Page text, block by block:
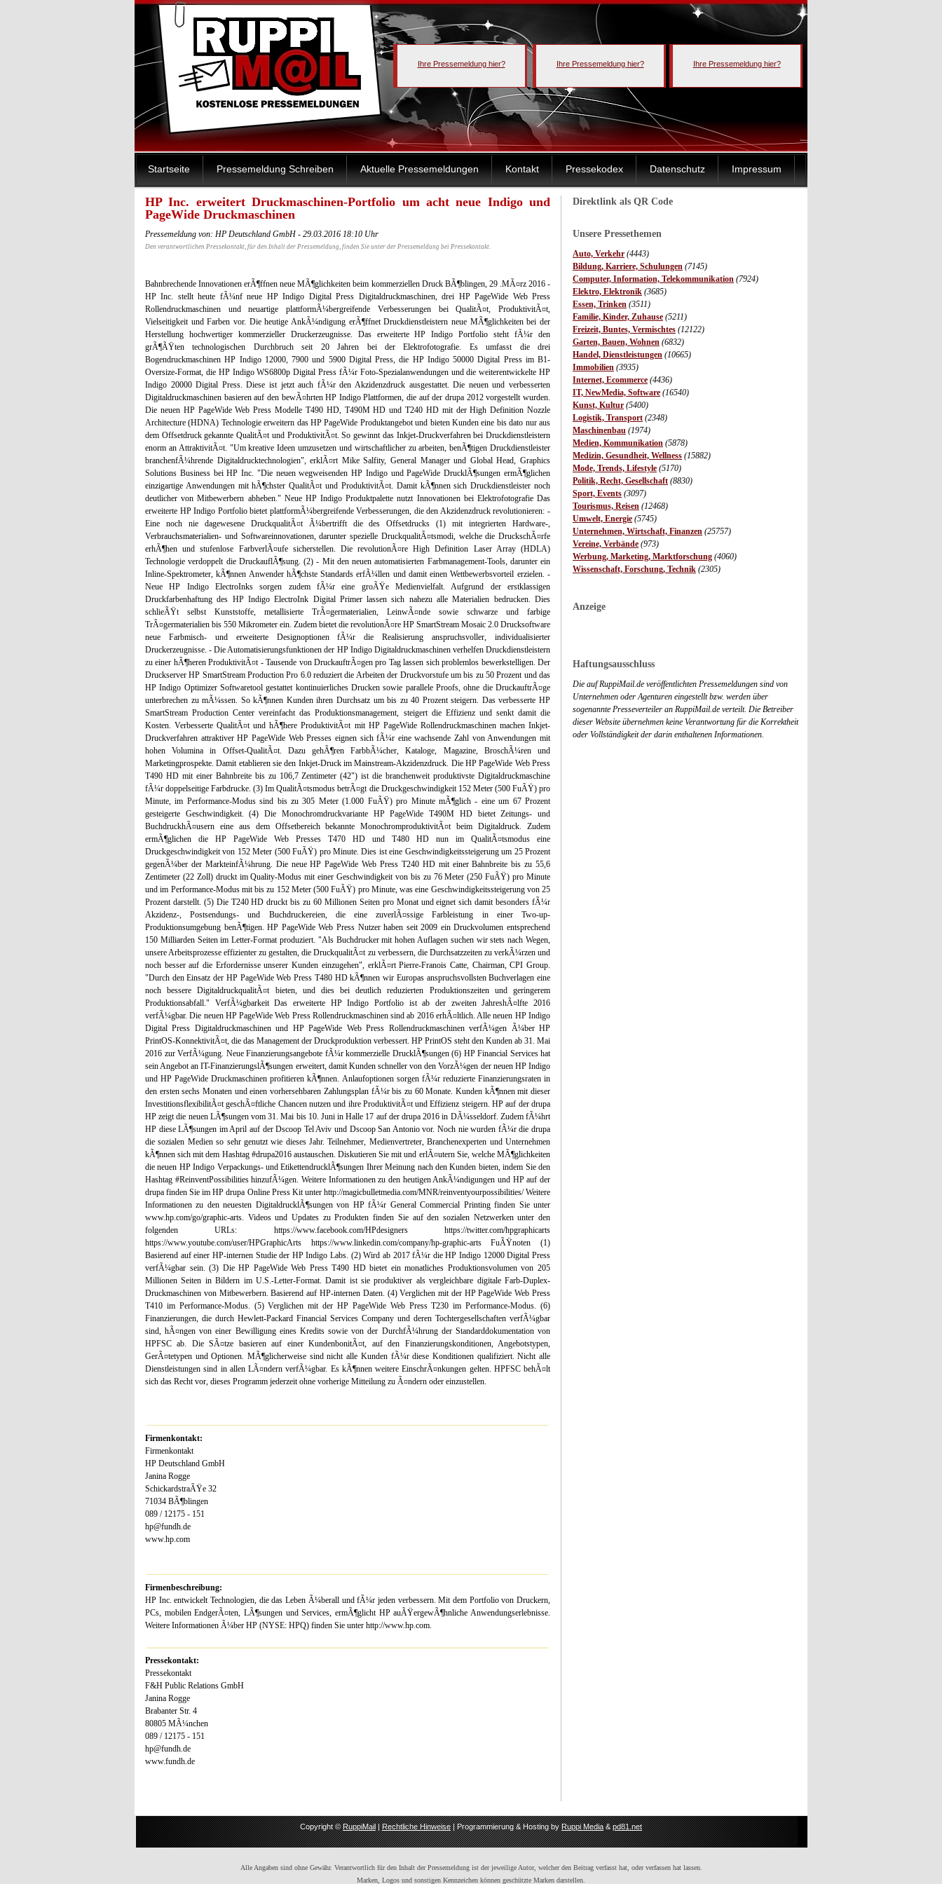
Ihre Pressemeldung hier? Ihre Pressemeldung hier? Ihre Pressemeldung hier?
Startseite Pressemeldung Schreiben Aktuelle Pressemeldungen Kontakt Pressekodex Datenschutz Impressum
Direktlink als QR Code
Unsere Pressethemen
Auto, Verkehr (4443)
Bildung, Karriere, Schulungen (7145)
Computer, Information, Telekommunikation (7924)
Elektro, Elektronik (3685)
Essen, Trinken (3511)
Familie, Kinder, Zuhause (5211)
Freizeit, Buntes, Vermischtes (12122)
Garten, Bauen, Wohnen (6832)
Handel, Dienstleistungen (10665)
Immobilien (3935)
Internet, Ecommerce (4436)
IT, NewMedia, Software (16540)
Kunst, Kultur (5400)
Logistik, Transport (2348)
Maschinenbau (1974)
Medien, Kommunikation (5878)
Medizin, Gesundheit, Wellness (15882)
Mode, Trends, Lifestyle (5170)
Politik, Recht, Gesellschaft (8830)
Sport, Events (3097)
Tourismus, Reisen (12468)
Umwelt, Energie (5745)
Unternehmen, Wirtschaft, Finanzen (25757)
Vereine, Verbände (973)
Werbung, Marketing, Marktforschung (4060)
Wissenschaft, Forschung, Technik (2305)
Anzeige
Haftungsausschluss
Die auf RuppiMail.de veröffentlichten Pressemeldungen sind von
Unternehmen oder Agenturen eingestellt bzw. werden über
sogenannte Presseverteiler an RuppiMail.de verteilt. Die Betreiber
dieser Website übernehmen keine Verantwortung für die Korrektheit
oder Vollständigkeit der darin enthaltenen Informationen.
HP Inc. erweitert Druckmaschinen-Portfolio um acht neue Indigo und
PageWide Druckmaschinen
Pressemeldung von: HP Deutschland GmbH - 29.03.2016 18:10 Uhr
Den verantwortlichen Pressekontakt, für den Inhalt der Pressemeldung, finden Sie unter der Pressemeldung bei Pressekontakt.
Bahnbrechende Innovationen erÃ¶ffnen neue MÃ¶glichkeiten beim kommerziellen Druck BÃ¶blingen, 29 .MÃ¤rz 2016 -
HP Inc. stellt heute fÃ¼nf neue HP Indigo Digital Press Digitaldruckmaschinen, drei HP PageWide Web Press
Rollendruckmaschinen und neuartige plattformÃ¼bergreifende Verbesserungen bei QualitÃ¤t, ProduktivitÃ¤t,
Vielseitigkeit und Farben vor. Die heutige AnkÃ¼ndigung erÃ¶ffnet Druckdienstleistern neue MÃ¶glichkeiten bei der
Herstellung hochwertiger kommerzieller Druckerzeugnisse. Das erweiterte HP Indigo Portfolio steht fÃ¼r den
grÃ¶ÃŸten technologischen Durchbruch seit 20 Jahren bei der Elektrofotografie. Es umfasst die drei
Bogendruckmaschinen HP Indigo 12000, 7900 und 5900 Digital Press, die HP Indigo 50000 Digital Press im B1-
Oversize-Format, die HP Indigo WS6800p Digital Press fÃ¼r Foto-Spezialanwendungen und die weiterentwickelte HP
Indigo 20000 Digital Press. Diese ist jetzt auch fÃ¼r den Akzidenzdruck ausgestattet. Die neuen und verbesserten
Digitaldruckmaschinen basieren auf den bewÃ¤hrten HP Indigo Plattformen, die auf der drupa 2012 vorgestellt wurden.
Die neuen HP PageWide Web Press Modelle T490 HD, T490M HD und T240 HD mit der High Definition Nozzle
Architecture (HDNA) Technologie erweitern das HP PageWide Produktangebot und bieten Kunden eine bis dato nur aus
dem Offsetdruck gekannte QualitÃ¤t und ProduktivitÃ¤t. So gewinnt das Inkjet-Druckverfahren bei Druckdienstleistern
enorm an AttraktivitÃ¤t. "Um kreative Ideen umzusetzen und wirtschaftlicher zu arbeiten, benÃ¶tigen Druckdienstleister
branchenfÃ¼hrende Digitaldrucktechnologien", erklÃ¤rt Mike Salfity, General Manager und Global Head, Graphics
Solutions Business bei HP Inc. "Die neuen wegweisenden HP Indigo und PageWide DrucklÃ¶sungen ermÃ¶glichen
einzigartige Anwendungen mit hÃ¶chster QualitÃ¤t und ProduktivitÃ¤t. Damit kÃ¶nnen sich Druckdienstleister noch
deutlicher von Mitbewerbern abheben." Neue HP Indigo Produktpalette nutzt Innovationen bei Elektrofotografie Das
erweiterte HP Indigo Portfolio bietet plattformÃ¼bergreifende Verbesserungen, die den Akzidenzdruck revolutionieren: -
Eine noch nie dagewesene DruckqualitÃ¤t Ã¼bertrifft die des Offsetdrucks (1) mit integrierten Hardware-,
Verbrauchsmaterialien- und Softwareinnovationen, darunter spezielle DruckqualitÃ¤tsmodi, welche die DruckschÃ¤rfe
erhÃ¶hen und stufenlose FarbverlÃ¤ufe sicherstellen. Die revolutionÃ¤re High Definition Laser Array (HDLA)
Technologie verdoppelt die DruckauflÃ¶sung. (2) - Mit den neuen automatisierten Farbmanagement-Tools, darunter ein
Inline-Spektrometer, kÃ¶nnen Anwender hÃ¶chste Standards erfÃ¼llen und damit einen Wettbewerbsvorteil erzielen. -
Neue HP Indigo ElectroInks sorgen zudem fÃ¼r eine groÃŸe Medienvielfalt. Aufgrund der erstklassigen
Druckfarbenhaftung des HP Indigo ElectroInk Digital Primer lassen sich nahezu alle Materialien bedrucken. Dies
schlieÃŸt selbst Kunststoffe, metallisierte TrÃ¤germaterialien, LeinwÃ¤nde sowie schwarze und farbige
TrÃ¤germaterialien bis 550 Mikrometer ein. Zudem bietet die revolutionÃ¤re HP SmartStream Mosaic 2.0 Drucksoftware
neue Farbmisch- und erweiterte Designoptionen fÃ¼r die Realisierung anspruchsvoller, individualisierter
Druckerzeugnisse. - Die Automatisierungsfunktionen der HP Indigo Digitaldruckmaschinen verhelfen Druckdienstleistern
zu einer hÃ¶heren ProduktivitÃ¤t - Tausende von DruckauftrÃ¤gen pro Tag lassen sich problemlos bewerkstelligen. Der
Druckserver HP SmartStream Production Pro 6.0 reduziert die Arbeiten der Druckvorstufe um bis zu 50 Prozent und das
HP Indigo Optimizer Softwaretool gestattet kontinuierliches Drucken sowie parallele Proofs, ohne die DruckauftrÃ¤ge
unterbrechen zu mÃ¼ssen. So kÃ¶nnen Kunden ihren Durchsatz um bis zu 40 Prozent steigern. Das verbesserte HP
SmartStream Production Center vereinfacht das Produktionsmanagement, steigert die Effizienz und senkt damit die
Kosten. Verbesserte QualitÃ¤t und hÃ¶here ProduktivitÃ¤t mit HP PageWide Rollendruckmaschinen machen Inkjet-
Druckverfahren attraktiver HP PageWide Web Presses eignen sich fÃ¼r eine wachsende Zahl von Anwendungen mit
hohen Volumina in Offset-QualitÃ¤t. Dazu gehÃ¶ren FarbbÃ¼cher, Kataloge, Magazine, BroschÃ¼ren und
Marketingprospekte. Damit etablieren sie den Inkjet-Druck im Mainstream-Akzidenzdruck. Die HP PageWide Web Press
T490 HD mit einer Bahnbreite bis zu 106,7 Zentimeter (42") ist die branchenweit produktivste Digitaldruckmaschine
fÃ¼r doppelseitige Farbdrucke. (3) Im QualitÃ¤tsmodus betrÃ¤gt die Druckgeschwindigkeit 152 Meter (500 FuÃŸ) pro
Minute, im Performance-Modus sind bis zu 305 Meter (1.000 FuÃŸ) pro Minute mÃ¶glich - eine um 67 Prozent
gesteigerte Geschwindigkeit. (4) Die Monochromdruckvariante HP PageWide T490M HD bietet Zeitungs- und
BuchdruckhÃ¤usern eine aus dem Offsetbereich bekannte MonochromproduktivitÃ¤t beim Digitaldruck. Zudem
ermÃ¶glichen die HP PageWide Web Presses T470 HD und T480 HD nun im QualitÃ¤tsmodus eine
Druckgeschwindigkeit von 152 Meter (500 FuÃŸ) pro Minute. Dies ist eine Geschwindigkeitssteigerung um 25 Prozent
gegenÃ¼ber der MarkteinfÃ¼hrung. Die neue HP PageWide Web Press T240 HD mit einer Bahnbreite bis zu 55,6
Zentimeter (22 Zoll) druckt im Quality-Modus mit einer Geschwindigkeit von bis zu 76 Meter (250 FuÃŸ) pro Minute
und im Performance-Modus mit bis zu 152 Meter (500 FuÃŸ) pro Minute, was eine Geschwindigkeitssteigerung von 25
Prozent darstellt. (5) Die T240 HD druckt bis zu 60 Millionen Seiten pro Monat und eignet sich damit besonders fÃ¼r
Akzidenz-, Postsendungs- und Buchdruckereien, die eine zuverlÃ¤ssige Farbleistung in einer Two-up-
Produktionsumgebung benÃ¶tigen. HP PageWide Web Press Nutzer haben seit 2009 ein Druckvolumen entsprechend
150 Milliarden Seiten im Letter-Format produziert. "Als Buchdrucker mit hohen Auflagen suchen wir stets nach Wegen,
unsere Arbeitsprozesse effizienter zu gestalten, die DruckqualitÃ¤t zu verbessern, die Durchsatzzeiten zu verkÃ¼rzen und
noch besser auf die Erfordernisse unserer Kunden einzugehen", erklÃ¤rt Pierre-Franois Catte, Chairman, CPI Group.
"Durch den Einsatz der HP PageWide Web Press T480 HD kÃ¶nnen wir Europas anspruchsvollsten Buchverlagen eine
noch bessere DigitaldruckqualitÃ¤t bieten, und dies bei deutlich reduzierten Produktionszeiten und geringerem
Produktionsabfall." VerfÃ¼gbarkeit Das erweiterte HP Indigo Portfolio ist ab der zweiten JahreshÃ¤lfte 2016
verfÃ¼gbar. Die neuen HP PageWide Web Press Rollendruckmaschinen sind ab 2016 erhÃ¤ltlich. Alle neuen HP Indigo
Digital Press Digitaldruckmaschinen und HP PageWide Web Press Rollendruckmaschinen verfÃ¼gen Ã¼ber HP
PrintOS-KonnektivitÃ¤t, die das Management der Druckproduktion verbessert. HP PrintOS steht den Kunden ab 31. Mai
2016 zur VerfÃ¼gung. Neue Finanzierungsangebote fÃ¼r kommerzielle DrucklÃ¶sungen (6) HP Financial Services hat
sein Angebot an IT-FinanzierungslÃ¶sungen erweitert, damit Kunden schneller von den VorzÃ¼gen der neuen HP Indigo
und HP PageWide Druckmaschinen profitieren kÃ¶nnen. Anlaufoptionen sorgen fÃ¼r reduzierte Finanzierungsraten in
den ersten sechs Monaten und einen vorhersehbaren Zahlungsplan fÃ¼r bis zu 60 Monate. Kunden kÃ¶nnen mit dieser
InvestitionsflexibilitÃ¤t geschÃ¤ftliche Chancen nutzen und ihre ProduktivitÃ¤t und Effizienz steigern. HP auf der drupa
HP zeigt die neuen LÃ¶sungen vom 31. Mai bis 10. Juni in Halle 17 auf der drupa 2016 in DÃ¼sseldorf. Zudem fÃ¼hrt
HP diese LÃ¶sungen im April auf der Dscoop Tel Aviv und Dscoop San Antonio vor. Noch nie wurden fÃ¼r die drupa
die sozialen Medien so sehr genutzt wie dieses Jahr. Teilnehmer, Medienvertreter, Branchenexperten und Unternehmen
kÃ¶nnen sich mit dem Hashtag #drupa2016 austauschen. Diskutieren Sie mit und erlÃ¤utern Sie, welche MÃ¶glichkeiten
die neuen HP Indigo Verpackungs- und EtikettendrucklÃ¶sungen Ihrer Meinung nach den Kunden bieten, indem Sie den
Hashtag #ReinventPossibilities hinzufÃ¼gen. Weitere Informationen zu den heutigen AnkÃ¼ndigungen und HP auf der
drupa finden Sie im HP drupa Online Press Kit unter http://magicbulletmedia.com/MNR/reinventyourpossibilities/ Weitere
Informationen zu den neuesten DigitaldrucklÃ¶sungen von HP fÃ¼r General Commercial Printing finden Sie unter
www.hp.com/go/graphic-arts. Videos und Updates zu Produkten finden Sie auf den sozialen Netzwerken unter den
folgenden URLs: https://www.facebook.com/HPdesigners https://twitter.com/hpgraphicarts
https://www.youtube.com/user/HPGraphicArts https://www.linkedin.com/company/hp-graphic-arts FuÃŸnoten (1)
Basierend auf einer HP-internen Studie der HP Indigo Labs. (2) Wird ab 2017 fÃ¼r die HP Indigo 12000 Digital Press
verfÃ¼gbar sein. (3) Die HP PageWide Web Press T490 HD bietet ein monatliches Produktionsvolumen von 205
Millionen Seiten in Bildern im U.S.-Letter-Format. Damit ist sie produktiver als vergleichbare digitale Farb-Duplex-
Druckmaschinen von Mitbewerbern. Basierend auf HP-internen Daten. (4) Verglichen mit der HP PageWide Web Press
T410 im Performance-Modus. (5) Verglichen mit der HP PageWide Web Press T230 im Performance-Modus. (6)
Finanzierungen, die durch Hewlett-Packard Financial Services Company und deren Tochtergesellschaften verfÃ¼gbar
sind, hÃ¤ngen von einer Bewilligung eines Kredits sowie von der DurchfÃ¼hrung der Standarddokumentation von
HPFSC ab. Die SÃ¤tze basieren auf einer KundenbonitÃ¤t, auf den Finanzierungskonditionen, Angebotstypen,
GerÃ¤tetypen und Optionen. MÃ¶glicherweise sind nicht alle Kunden fÃ¼r diese Konditionen qualifiziert. Nicht alle
Dienstleistungen sind in allen LÃ¤ndern verfÃ¼gbar. Es kÃ¶nnen weitere EinschrÃ¤nkungen gelten. HPFSC behÃ¤lt
sich das Recht vor, dieses Programm jederzeit ohne vorherige Mitteilung zu Ã¤ndern oder einzustellen.
Firmenkontakt:
Firmenkontakt
HP Deutschland GmbH
Janina Rogge
SchickardstraÃŸe 32
71034 BÃ¶blingen
089 / 12175 - 151
hp@fundh.de
www.hp.com
Firmenbeschreibung:
HP Inc. entwickelt Technologien, die das Leben Ã¼berall und fÃ¼r jeden verbessern. Mit dem Portfolio von Druckern,
PCs, mobilen EndgerÃ¤ten, LÃ¶sungen und Services, ermÃ¶glicht HP auÃŸergewÃ¶hnliche Anwendungserlebnisse.
Weitere Informationen Ã¼ber HP (NYSE: HPQ) finden Sie unter http://www.hp.com.
Pressekontakt:
Pressekontakt
F&H Public Relations GmbH
Janina Rogge
Brabanter Str. 4
80805 MÃ¼nchen
089 / 12175 - 151
hp@fundh.de
www.fundh.de
Copyright ©RuppiMail|Rechtliche Hinweise| Programmierung & Hosting byRuppi Media&pd81.net
Alle Angaben sind ohne Gewähr. Verantwortlich für den Inhalt der Pressemeldung ist der jeweilige Autor, welcher den Beitrag verfasst hat, oder verfassen hat lassen.
Marken, Logos und sonstigen Kennzeichen können geschützte Marken darstellen.